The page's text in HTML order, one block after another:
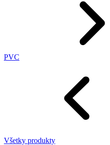
PVC
Všetky produkty